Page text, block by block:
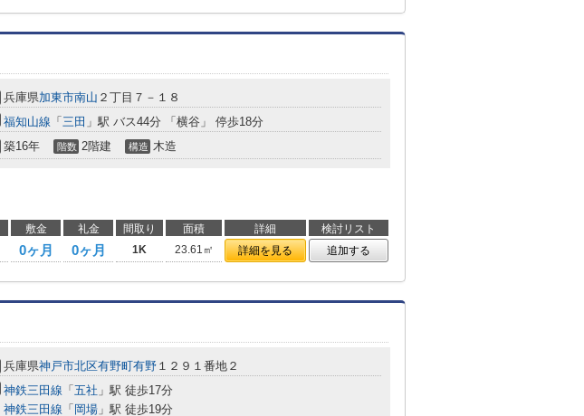
兵庫県加東市南山 ２丁目７－１８
福知山線 「 三田 」駅 バス44分 「横谷」 停歩18分
築16年 階数 2階建 構造 木造
敷金 礼金 間取り 面積 詳細
検討リスト
0ヶ月 0ヶ月 1K 23.61㎡ 詳細を見る 追加する
兵庫県神戸市北区有野町有野 １２９１番地２
神鉄三田線 「 五社 」駅 徒歩17分
神鉄三田線 「 岡場 」駅 徒歩19分